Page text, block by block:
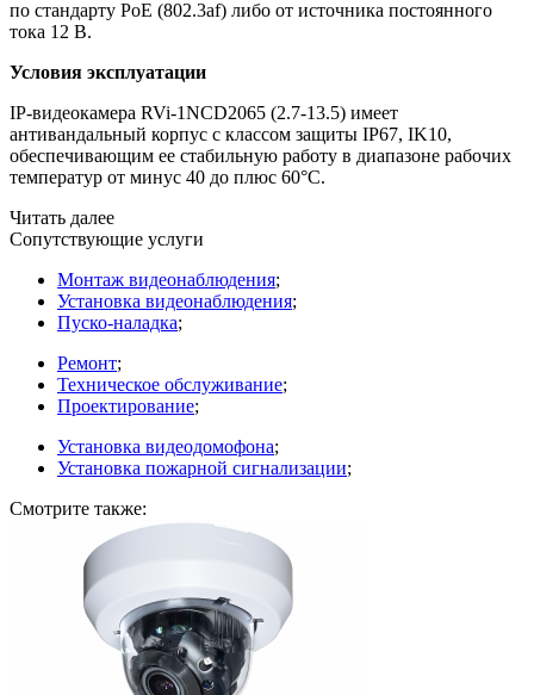
по стандарту PoE (802.3af) либо от источника постоянного
тока 12 В.
Условия эксплуатации
IP-видеокамера RVi-1NCD2065 (2.7-13.5) имеет
антивандальный корпус с классом защиты IP67, IK10,
обеспечивающим ее стабильную работу в диапазоне рабочих
температур от минус 40 до плюс 60°C.
Читать далее
Сопутствующие услуги
Монтаж видеонаблюдения;
Установка видеонаблюдения;
Пуско-наладка;
Ремонт;
Техническое обслуживание;
Проектирование;
Установка видеодомофона;
Установка пожарной сигнализации;
Смотрите также: